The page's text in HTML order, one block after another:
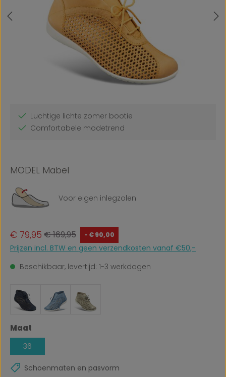
Luchtige lichte zomer bootie
Comfortabele modetrend
MODEL Mabel
Voor eigen inlegzolen
Verkoopprijs:
€ 79,95 Normale prijs:
€ 169,95 - € 90,00
Prijzen incl. BTW en geen verzendkosten vanaf €50,-
Beschikbaar, levertijd: 1-3 werkdagen
Selecteer
Maat
36
Schoenmaten en pasvorm